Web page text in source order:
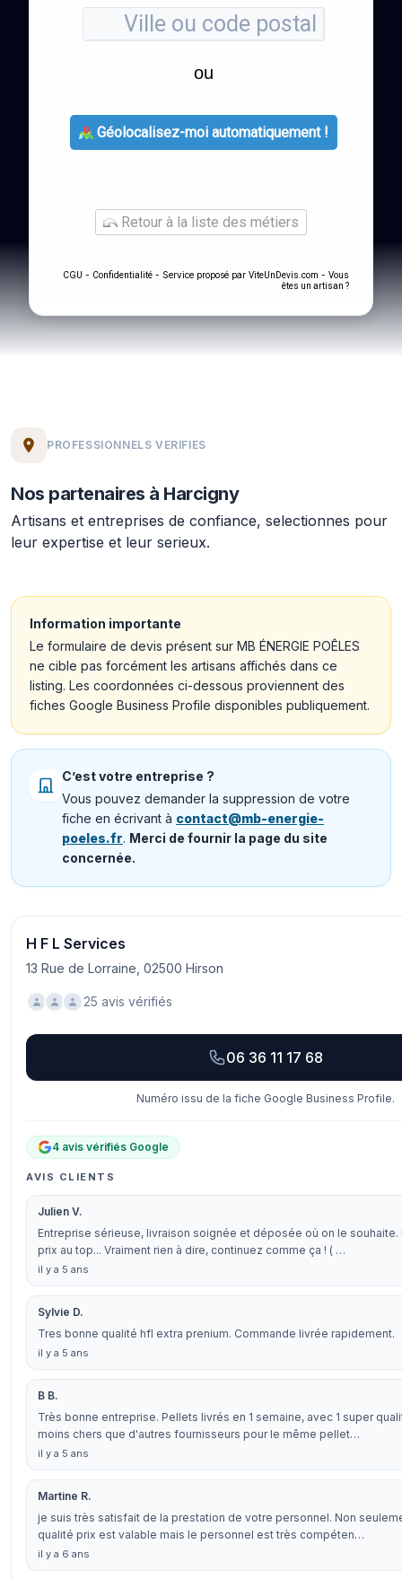
ou
Géolocalisez-moi automatiquement !
Retour à la liste des métiers
CGU - Confidentialité - Service proposé par ViteUnDevis.com - Vous
êtes un artisan ?
PROFESSIONNELS VERIFIES
Nos partenaires à Harcigny
Artisans et entreprises de confiance, selectionnes pour
leur expertise et leur serieux.
Information importante
Le formulaire de devis présent sur MB ÉNERGIE POÊLES
ne cible pas forcément les artisans affichés dans ce
listing. Les coordonnées ci-dessous proviennent des
fiches Google Business Profile disponibles publiquement.
C’est votre entreprise ?
Vous pouvez demander la suppression de votre
fiche en écrivant à contact@mb-energie-
poeles.fr. Merci de fournir la page du site
concernée.
H F L Services
13 Rue de Lorraine, 02500 Hirson
25 avis vérifiés
06 36 11 17 68
Numéro issu de la fiche Google Business Profile.
4 avis vérifiés Google
AVIS CLIENTS
Julien V.
Entreprise sérieuse, livraison soignée et déposée où on le souhaite.
prix au top... Vraiment rien à dire, continuez comme ça ! ( …
il y a 5 ans
Sylvie D.
Tres bonne qualité hfl extra prenium. Commande livrée rapidement.
il y a 5 ans
B B.
Très bonne entreprise. Pellets livrés en 1 semaine, avec 1 super
moins chers que d'autres fournisseurs pour le même pellet…
il y a 5 ans
Martine R.
je suis très satisfait de la prestation de votre personnel. Non
qualité prix est valable mais le personnel est très compéten…
il y a 6 ans